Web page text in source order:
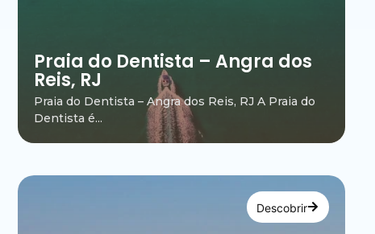
Praia do Dentista – Angra dos
Reis, RJ
Praia do Dentista – Angra dos Reis, RJ A Praia do
Dentista é...
Descobrir